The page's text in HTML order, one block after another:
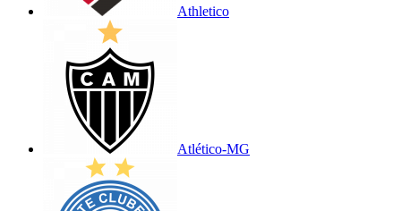
Athletico
Atlético-MG